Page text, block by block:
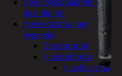
desinfiointi
Henkilökohtainen
hygienia
Deodorantit
Hiustenhoito
Hiusharjat ja